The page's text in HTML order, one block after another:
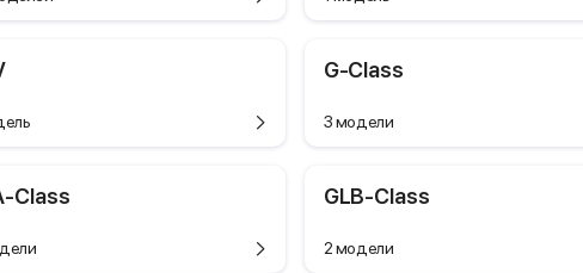
G-Class
3 модели
Class GLB-Class
2 модели